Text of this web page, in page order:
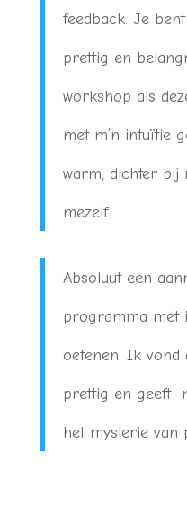
feedback. Je
prettig en
workshop als
met m’n intuïtie
warm, dichter bij
mezelf.
Absoluut een
programma met
oefenen. Ik vond
prettig en geeft
het mysterie van